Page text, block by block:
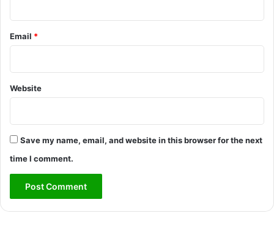
Email *
Website
Save my name, email, and website in this browser for the next
time I comment.